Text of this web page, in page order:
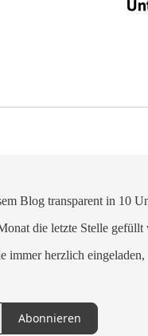
Blog transparent in 10
die letzte Stelle
immer herzlich
Abonnieren